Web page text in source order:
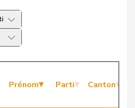
Prénom Parti Canton